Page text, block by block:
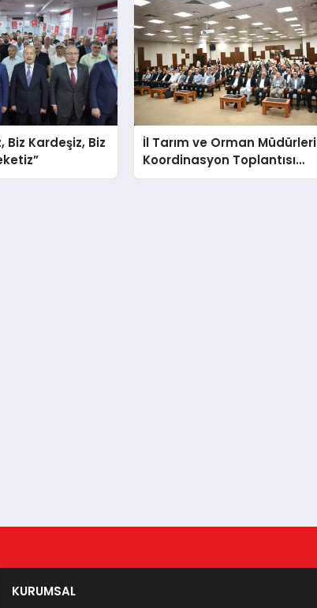
Biz Kardeşiz, Biz
İl Tarım ve Orman Müdürleri
Koordinasyon Toplantısı
Düzenlendi
KURUMSAL